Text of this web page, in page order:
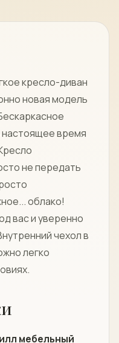
кресло-диван
новая модель
время
не передать
облако!
вас и уверенно
чехол в
легко
мебельный